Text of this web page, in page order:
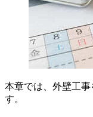
本章では、外壁工
す。